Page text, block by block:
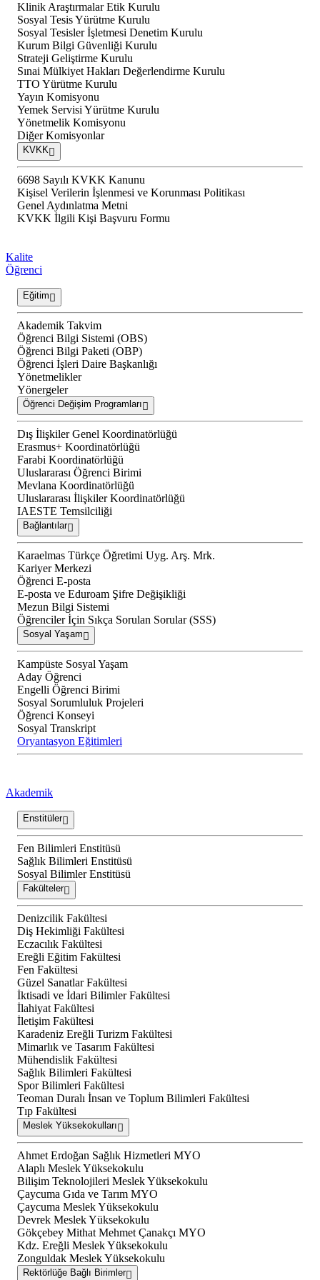
Klinik Araştırmalar Etik Kurulu
Sosyal Tesis Yürütme Kurulu
Sosyal Tesisler İşletmesi Denetim Kurulu
Kurum Bilgi Güvenliği Kurulu
Strateji Geliştirme Kurulu
Sınai Mülkiyet Hakları Değerlendirme Kurulu
TTO Yürütme Kurulu
Yayın Komisyonu
Yemek Servisi Yürütme Kurulu
Yönetmelik Komisyonu
Diğer Komisyonlar
KVKK
6698 Sayılı KVKK Kanunu
Kişisel Verilerin İşlenmesi ve Korunması Politikası
Genel Aydınlatma Metni
KVKK İlgili Kişi Başvuru Formu
Kalite
Öğrenci
Eğitim
Akademik Takvim
Öğrenci Bilgi Sistemi (OBS)
Öğrenci Bilgi Paketi (OBP)
Öğrenci İşleri Daire Başkanlığı
Yönetmelikler
Yönergeler
Öğrenci Değişim Programları
Dış İlişkiler Genel Koordinatörlüğü
Erasmus+ Koordinatörlüğü
Farabi Koordinatörlüğü
Uluslararası Öğrenci Birimi
Mevlana Koordinatörlüğü
Uluslararası İlişkiler Koordinatörlüğü
IAESTE Temsilciliği
Bağlantılar
Karaelmas Türkçe Öğretimi Uyg. Arş. Mrk.
Kariyer Merkezi
Öğrenci E-posta
E-posta ve Eduroam Şifre Değişikliği
Mezun Bilgi Sistemi
Öğrenciler İçin Sıkça Sorulan Sorular (SSS)
Sosyal Yaşam
Kampüste Sosyal Yaşam
Aday Öğrenci
Engelli Öğrenci Birimi
Sosyal Sorumluluk Projeleri
Öğrenci Konseyi
Sosyal Transkript
Oryantasyon Eğitimleri
Akademik
Enstitüler
Fen Bilimleri Enstitüsü
Sağlık Bilimleri Enstitüsü
Sosyal Bilimler Enstitüsü
Fakülteler
Denizcilik Fakültesi
Diş Hekimliği Fakültesi
Eczacılık Fakültesi
Ereğli Eğitim Fakültesi
Fen Fakültesi
Güzel Sanatlar Fakültesi
İktisadi ve İdari Bilimler Fakültesi
İlahiyat Fakültesi
İletişim Fakültesi
Karadeniz Ereğli Turizm Fakültesi
Mimarlık ve Tasarım Fakültesi
Mühendislik Fakültesi
Sağlık Bilimleri Fakültesi
Spor Bilimleri Fakültesi
Teoman Duralı İnsan ve Toplum Bilimleri Fakültesi
Tıp Fakültesi
Meslek Yüksekokulları
Ahmet Erdoğan Sağlık Hizmetleri MYO
Alaplı Meslek Yüksekokulu
Bilişim Teknolojileri Meslek Yüksekokulu
Çaycuma Gıda ve Tarım MYO
Çaycuma Meslek Yüksekokulu
Devrek Meslek Yüksekokulu
Gökçebey Mithat Mehmet Çanakçı MYO
Kdz. Ereğli Meslek Yüksekokulu
Zonguldak Meslek Yüksekokulu
Rektörlüğe Bağlı Birimler